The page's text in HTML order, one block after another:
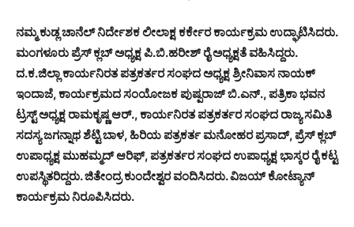
ನಮ್ಮ ಕುಡ್ಲ ಚಾನೆಲ್ ನಿರ್ದೇಶಕ ಲೀಲಾಕ್ಷ ಕರ್ಕೇರ ಕಾರ್ಯಕ್ರಮ ಉದ್ಘಾಟಿಸಿದರು.
ಮಂಗಳೂರು ಪ್ರೆಸ್ ಕ್ಲಬ್ ಅಧ್ಯಕ್ಷ ಪಿ.ಬಿ.ಹರೀಶ್ ರೈ ಅಧ್ಯಕ್ಷತೆ ವಹಿಸಿದ್ದರು.
ದ.ಕ.ಜಿಲ್ಲಾ ಕಾರ್ಯನಿರತ ಪತ್ರಕರ್ತರ ಸಂಘದ ಅಧ್ಯಕ್ಷ ಶ್ರೀನಿವಾಸ ನಾಯಕ್
ಇಂದಾಜೆ, ಕಾರ್ಯಕ್ರಮದ ಸಂಯೋಜಕ ಪುಷ್ಪರಾಜ್ ಬಿ.ಎನ್., ಪತ್ರಿಕಾ ಭವನ
ಟ್ರಸ್ಟ್ ಅಧ್ಯಕ್ಷ ರಾಮಕೃಷ್ಣ ಆರ್., ಕಾರ್ಯನಿರತ ಪತ್ರಕರ್ತರ ಸಂಘದ ರಾಜ್ಯ ಸಮಿತಿ
ಸದಸ್ಯ ಜಗನ್ನಾಥ ಶೆಟ್ಟಿ ಬಾಳ, ಹಿರಿಯ ಪತ್ರಕರ್ತ ಮನೋಹರ ಪ್ರಸಾದ್, ಪ್ರೆಸ್ ಕ್ಲಬ್
ಉಪಾಧ್ಯಕ್ಷ ಮುಹಮ್ಮದ್ ಆರಿಫ್, ಪತ್ರಕರ್ತರ ಸಂಘದ ಉಪಾಧ್ಯಕ್ಷ ಭಾಸ್ಕರ ರೈ ಕಟ್ಟ
ಉಪಸ್ಥಿತರಿದ್ದರು. ಜಿತೇಂದ್ರ ಕುಂದೇಶ್ವರ ವಂದಿಸಿದರು. ವಿಜಯ್ ಕೋಟ್ಯಾನ್
ಕಾರ್ಯಕ್ರಮ ನಿರೂಪಿಸಿದರು.